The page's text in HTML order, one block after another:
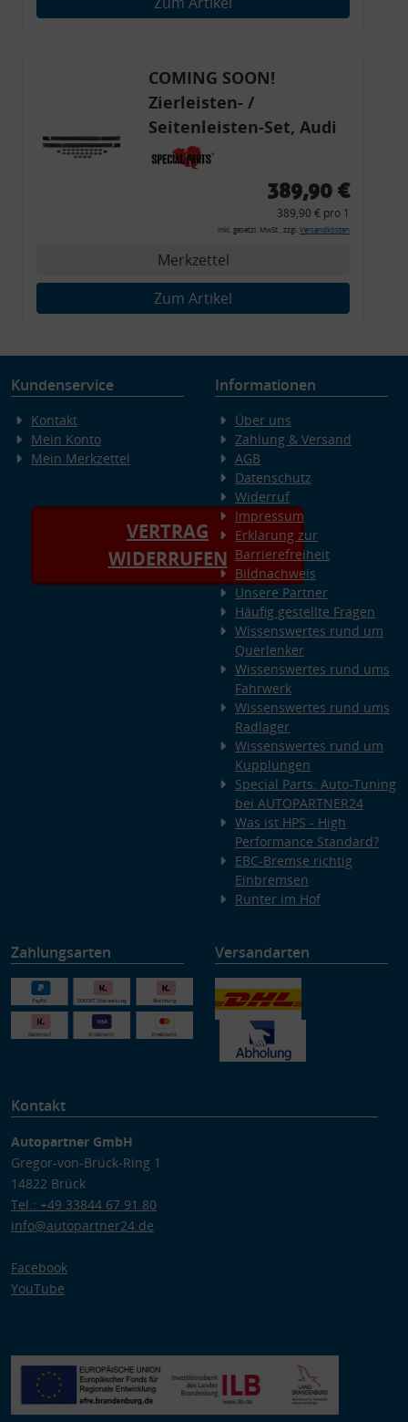
COMING SOON!
Zierleisten- /
Seitenleisten-Set, Audi
80 Cabrio, Coupe, S2, (6x
Zierleiste, 2x Kappe,
Montagewerkzeug)
389,90 €
389,90 € pro 1
inkl. gesetzl. MwSt., zzgl. Versandkosten
Merkzettel
Zum Artikel
Kundenservice
Kontakt
Mein Konto
Mein Merkzettel
VERTRAG
WIDERRUFEN
Informationen
Über uns
Zahlung & Versand
AGB
Datenschutz
Widerruf
Impressum
Erklärung zur
Barrierefreiheit
Bildnachweis
Unsere Partner
Häufig gestellte Fragen
Wissenswertes rund um
Querlenker
Wissenswertes rund ums
Fahrwerk
Wissenswertes rund ums
Radlager
Wissenswertes rund um
Kupplungen
Special Parts: Auto-Tuning
bei AUTOPARTNER24
Was ist HPS - High
Performance Standard?
EBC-Bremse richtig
Einbremsen
Runter im Hof
Zahlungsarten Versandarten
Kontakt
Autopartner GmbH
Gregor-von-Brück-Ring 1
14822 Brück
Tel.: +49 33844 67 91 80
info@autopartner24.de
Facebook
YouTube
Verwendung genauer Standortdaten
Endgeräteeigenschaften zur Identifikation aktiv abfragen